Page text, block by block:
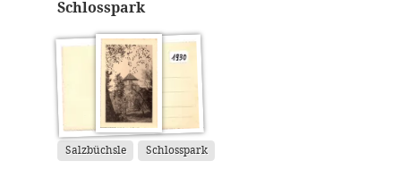
Schlosspark
Salzbüchsle Schlosspark